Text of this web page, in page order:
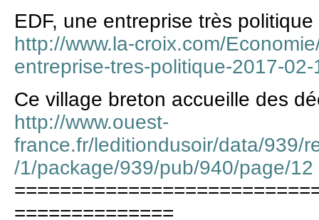
EDF, une entreprise très politique
http://www.la-croix.com/
entreprise-tres-politique-2017-
Ce village breton accueille des
http://www.ouest-
france.fr/leditiondusoir/data/939/
/1/package/939/pub/940/page/12
==============